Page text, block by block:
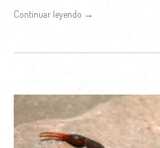
Continuar leyendo →